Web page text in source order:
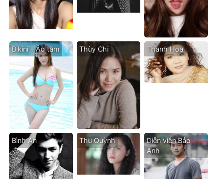
Bikini - Áo tăm Thùy Chi Thanh Hoa
Bình An Thu Quỳnh
Diễn viên Bảo
Anh